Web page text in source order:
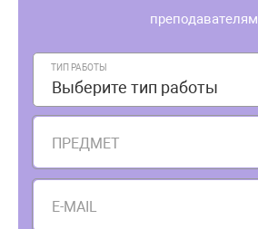
преподавателям
ТИП РАБОТЫ
Выберите тип работы
ПРЕДМЕТ
E-MAIL